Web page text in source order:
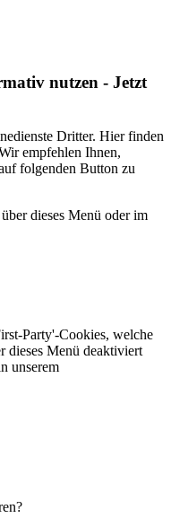
nutzen - Jetzt
Dritter. Hier finden
empfehlen Ihnen,
folgenden Button zu
dieses Menü oder im
Party'-Cookies, welche
dieses Menü deaktiviert
unserem